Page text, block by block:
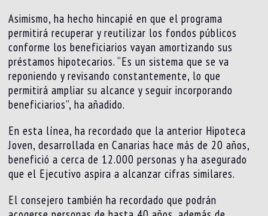
Asimismo, ha hecho hincapié en que el programa
permitirá recuperar y reutilizar los fondos públicos
conforme los beneficiarios vayan amortizando sus
préstamos hipotecarios. “Es un sistema que se va
reponiendo y revisando constantemente, lo que
permitirá ampliar su alcance y seguir incorporando
beneficiarios”, ha añadido.
En esta línea, ha recordado que la anterior Hipoteca
Joven, desarrollada en Canarias hace más de 20 años,
benefició a cerca de 12.000 personas y ha asegurado
que el Ejecutivo aspira a alcanzar cifras similares.
El consejero también ha recordado que podrán